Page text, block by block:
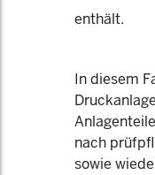
enthält.
In diesem
nach
sowie